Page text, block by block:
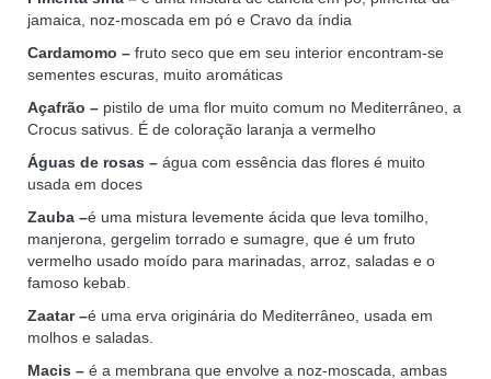
jamaica, noz-moscada em pó e Cravo da índia
Cardamomo – fruto seco que em seu interior encontram-se
sementes escuras, muito aromáticas
Açafrão – pistilo de uma flor muito comum no Mediterrâneo, a
Crocus sativus. É de coloração laranja a vermelho
Águas de rosas – água com essência das flores é muito
usada em doces
Zauba –é uma mistura levemente ácida que leva tomilho,
manjerona, gergelim torrado e sumagre, que é um fruto
vermelho usado moído para marinadas, arroz, saladas e o
famoso kebab.
Zaatar –é uma erva originária do Mediterrâneo, usada em
molhos e saladas.
Macis – é a membrana que envolve a noz-moscada, ambas